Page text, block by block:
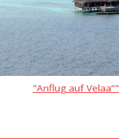
"Anflug auf Velaa“"